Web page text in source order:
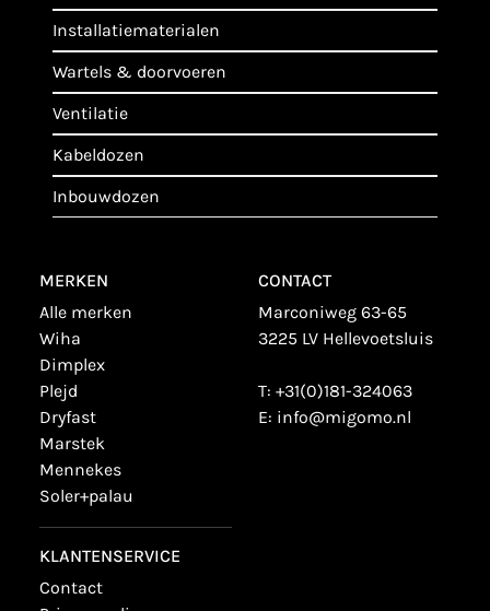
installatiematerialen
wartels & doorvoeren
ventilatie
kabeldozen
inbouwdozen
MERKEN
alle merken
wiha
dimplex
plejd
dryfast
marstek
mennekes
soler+palau
KLANTENSERVICE
contact
CONTACT
Marconiweg 63-65
3225 LV Hellevoetsluis
T: +31(0)181-324063
E: info@migomo.nl